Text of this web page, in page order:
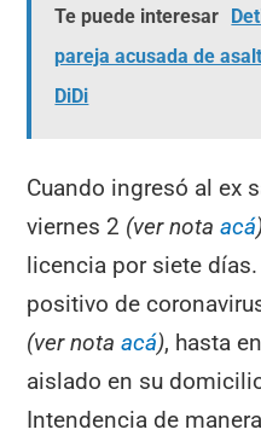
Te puede interesar
pareja acusada de
DiDi
Cuando ingresó al ex
viernes 2 (ver notaacá
licencia por siete
positivo de
(ver notaacá), hasta
aislado en su
Intendencia de